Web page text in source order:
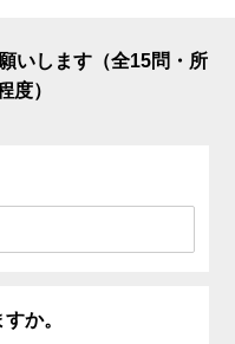
いします（全15問・所
度）
か。